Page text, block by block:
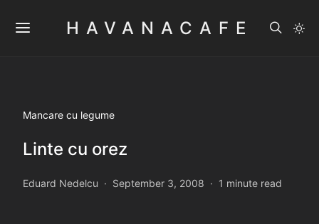
HAVANACAFE
Mancare cu legume
Linte cu orez
Eduard Nedelcu September 3, 2008 1 minute read